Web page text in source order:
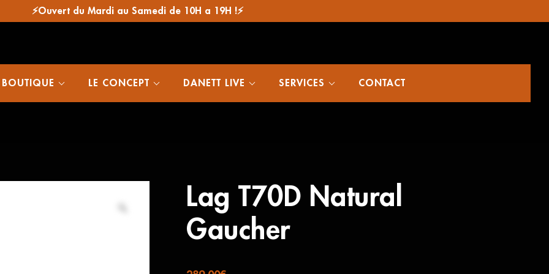
⚡Ouvert du Mardi au Samedi de 10H a 19H !⚡
LE CONCEPT DANETT LIVE SERVICES CONTACT
Lag T70D Natural
Gaucher